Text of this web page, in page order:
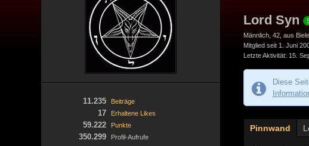
Beiträge
11.235
Erhaltene Likes
17
Punkte
59.222
Profil-Aufrufe
350.299
Lord Syn
Männlich 42 aus
Mitglied seit 1. Juni
Letzte Aktivität
15.
Diese
Pinnwand